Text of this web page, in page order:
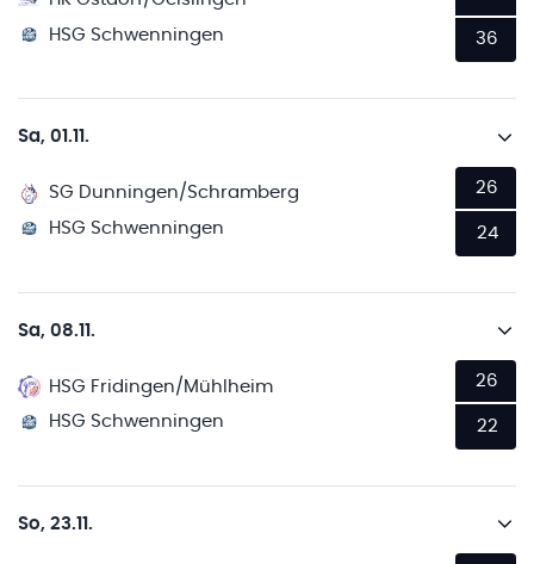
HSG Schwenningen
36
Sa, 01.11.
SG Dunningen/Schramberg
HSG Schwenningen
26
24
Sa, 08.11.
HSG Fridingen/Mühlheim
HSG Schwenningen
26
22
So, 23.11.